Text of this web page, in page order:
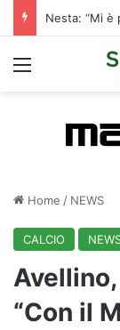
Menu
Home / NEWS
CALCIO
“Con il